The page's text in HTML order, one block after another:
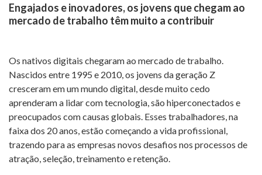
Engajados e inovadores, os jovens que chegam ao
mercado de trabalho têm muito a contribuir
Os nativos digitais chegaram ao mercado de trabalho.
Nascidos entre 1995 e 2010, os jovens da geração Z
cresceram em um mundo digital, desde muito cedo
aprenderam a lidar com tecnologia, são hiperconectados e
preocupados com causas globais. Esses trabalhadores, na
faixa dos 20 anos, estão começando a vida profissional,
trazendo para as empresas novos desafios nos processos de
atração, seleção, treinamento e retenção.